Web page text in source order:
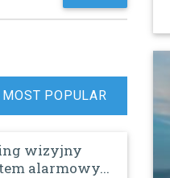
MOST POPULAR
wizyjny
alarmowy...